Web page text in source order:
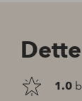
1.0